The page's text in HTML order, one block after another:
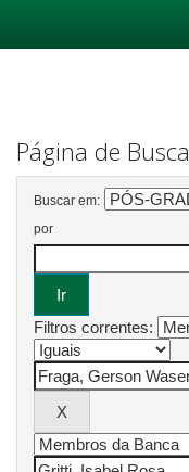
Página de Busca
Buscar em:
por
Filtros correntes: